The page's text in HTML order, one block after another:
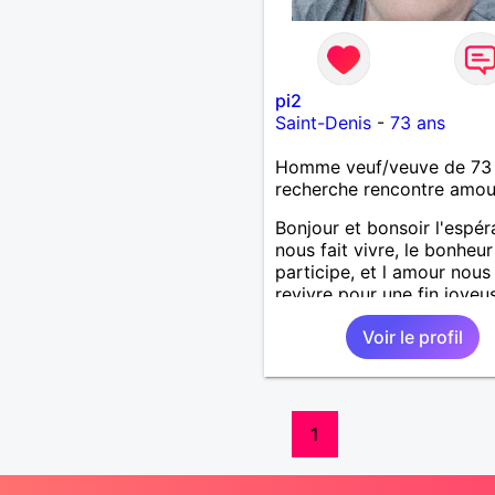
pi2
Saint-Denis- 73 ans
Homme veuf/veuve de 73
recherche rencontre
Bonjour et bonsoir
nous fait vivre, le bonheur
participe, et l amour
revivre pour une fin
nos malheurs
Voir le profil
1